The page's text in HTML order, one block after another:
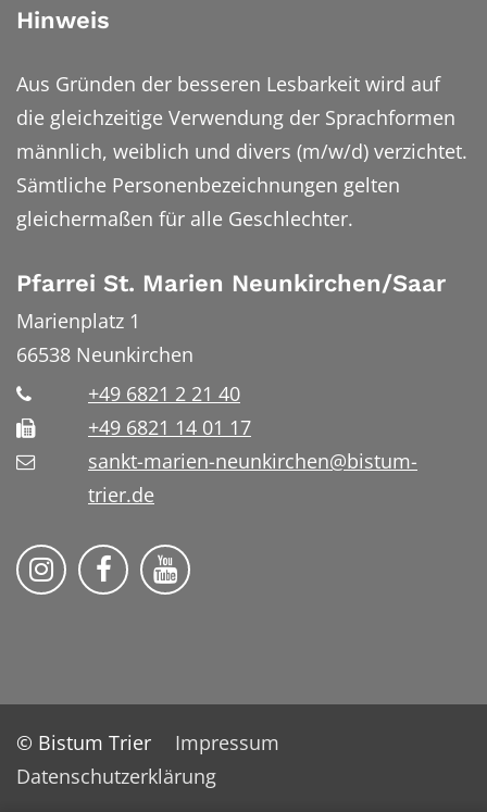
Hinweis
Aus Gründen der besseren Lesbarkeit wird auf
die gleichzeitige Verwendung der Sprachformen
männlich, weiblich und divers (m/w/d) verzichtet.
Sämtliche Personenbezeichnungen gelten
gleichermaßen für alle Geschlechter.
Pfarrei St. Marien Neunkirchen/Saar
Marienplatz 1
66538 Neunkirchen
+49 6821 2 21 40
+49 6821 14 01 17
sankt-marien-neunkirchen@bistum-
trier.de
Bistum Trier auf Instragram
Die Pfarrei auf Facebook
Die Pfarrei auf YouTube
© Bistum Trier
Impressum
Datenschutzerklärung